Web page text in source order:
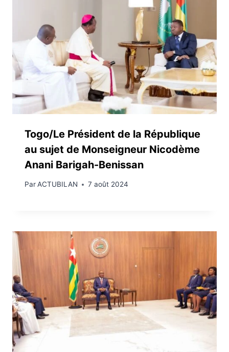
Togo/Le Président de la République
au sujet de Monseigneur Nicodème
Anani Barigah-Benissan
ParACTUBILAN 7 août 2024